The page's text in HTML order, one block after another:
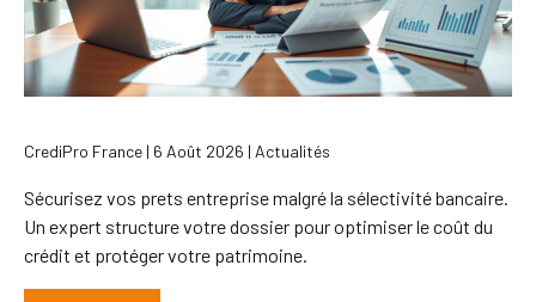
CrediPro France | 6 Août 2026 | Actualités
Sécurisez vos prets entreprise malgré la sélectivité bancaire.
Un expert structure votre dossier pour optimiser le coût du
crédit et protéger votre patrimoine.